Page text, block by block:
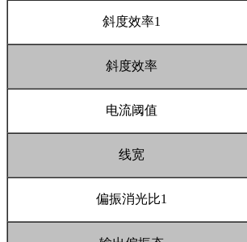
斜度效率1
斜度效率
电流阈值
线宽
偏振消光比1